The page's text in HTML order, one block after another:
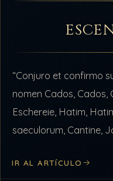
“Conjuro et confirmo
nomen Cados, Cados,
Eschereie, Hatim,
saeculorum, Cantine,
creávit pisces,…
IR AL ARTÍCULO